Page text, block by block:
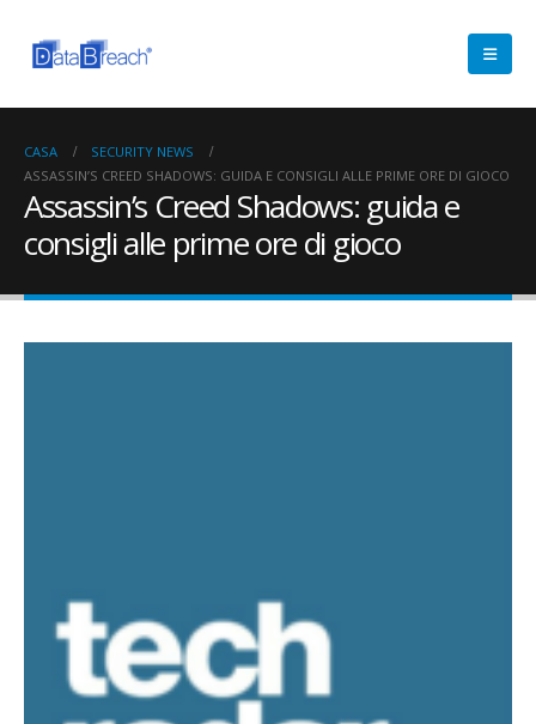
CASA
SECURITY NEWS
ASSASSIN’S CREED SHADOWS: GUIDA E CONSIGLI ALLE PRIME ORE DI GIOCO
Assassin’s Creed Shadows: guida e
consigli alle prime ore di gioco